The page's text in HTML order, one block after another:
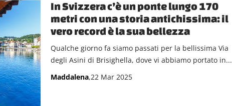
In Svizzera c’è un ponte lungo 170
metri con una storia antichissima: il
vero record è la sua bellezza
Qualche giorno fa siamo passati per la bellissima Via
degli Asini di Brisighella, dove vi abbiamo portato in...
Maddalena,22 Mar 2025